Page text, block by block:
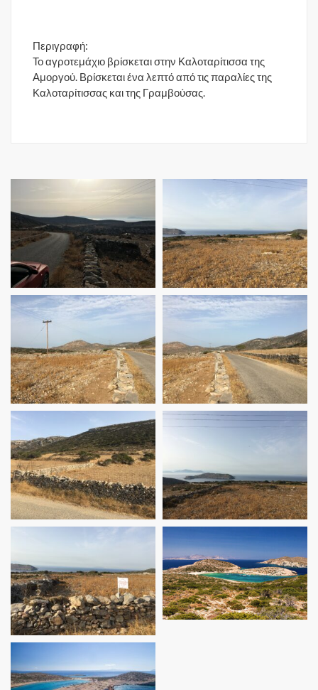
Περιγραφή:
Το αγροτεμάχιο βρίσκεται στην Καλοταρίτισσα της
Αμοργού. Βρίσκεται ένα λεπτό από τις παραλίες της
Καλοταρίτισσας και της Γραμβούσας.